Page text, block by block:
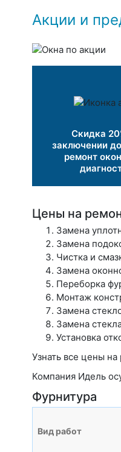
Акции и
Скидка
заключении
ремонт
Цены на
Замена
Замена
Чистка и
Замена
Переборка
Монтаж
Замена
Замена
Установка
Узнать все цены
Компания Идель
Фурнитура
Вид работ